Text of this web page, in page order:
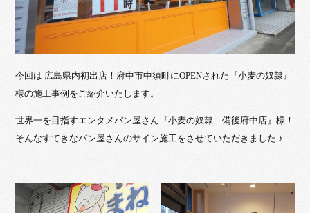
今回は 広島県内初出店！府中市中須町にOPENされた『小麦の奴隷』
様の施工事例をご紹介いたします。
世界一を目指すエンタメパン屋さん『小麦の奴隷 備後府中店』様！
そんなすてきなパン屋さんのサイン施工をさせていただきました ♪